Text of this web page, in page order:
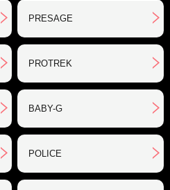
PRESAGE
PROTREK
BABY-G
POLICE